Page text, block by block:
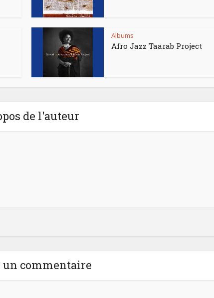
Albums
Afro Jazz Taarab Project
de l'auteur
un commentaire